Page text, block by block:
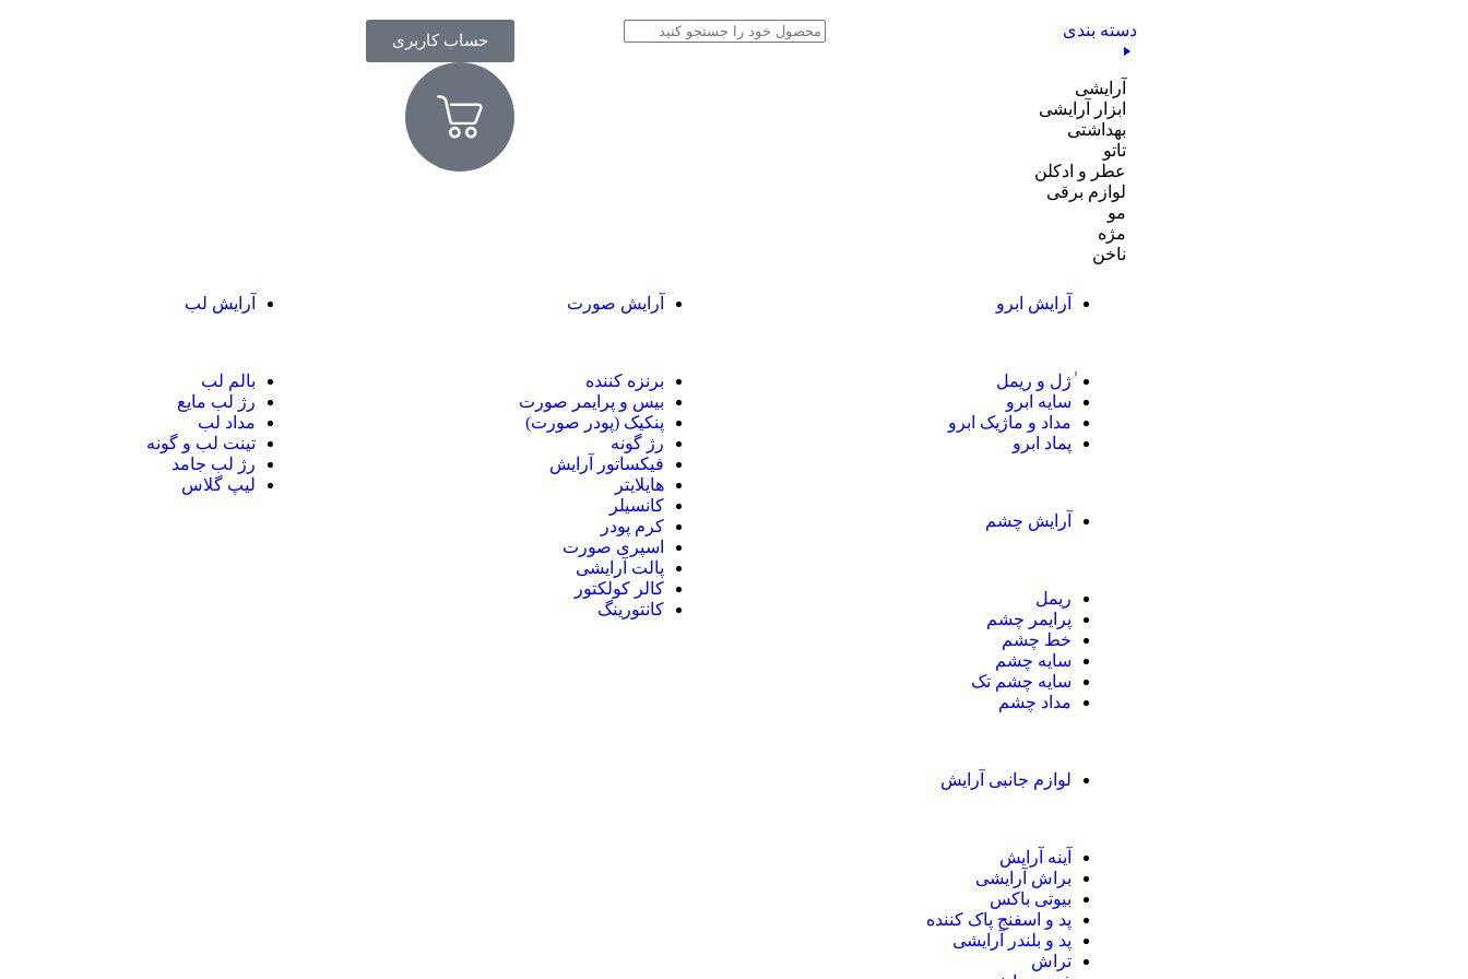
دسته بندی
آرایشی
ابزار آرایشی
بهداشتی
تاتو
عطر و ادکلن
لوازم برقی
مو
مژه
ناخن
آرایش ابرو
ٰژل و ریمل
سایه ابرو
مداد و ماژیک ابرو
پماد ابرو
آرایش چشم
ریمل
پرایمر چشم
خط چشم
سایه چشم
سایه چشم تک
مداد چشم
آرایش صورت
برنزه کننده
بیس و پرایمر صورت
پنکیک (پودر صورت)
رژ گونه
فیکساتور آرایش
هایلایتر
کانسیلر
کرم پودر
اسپری صورت
پالت آرایشی
کالر کولکتور
کانتورینگ
آرایش لب
بالم لب
رژ لب مایع
مداد لب
تینت لب و گونه
رژ لب جامد
لیپ گلاس
لوازم جانبی آرایش
آینه آرایش
براش آرایشی
بیوتی باکس
پد و اسفنج پاک کننده
پد و بلندر آرایشی
تراش
حساب کاربری